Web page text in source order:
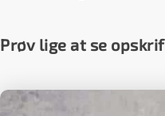
Prøv lige at se